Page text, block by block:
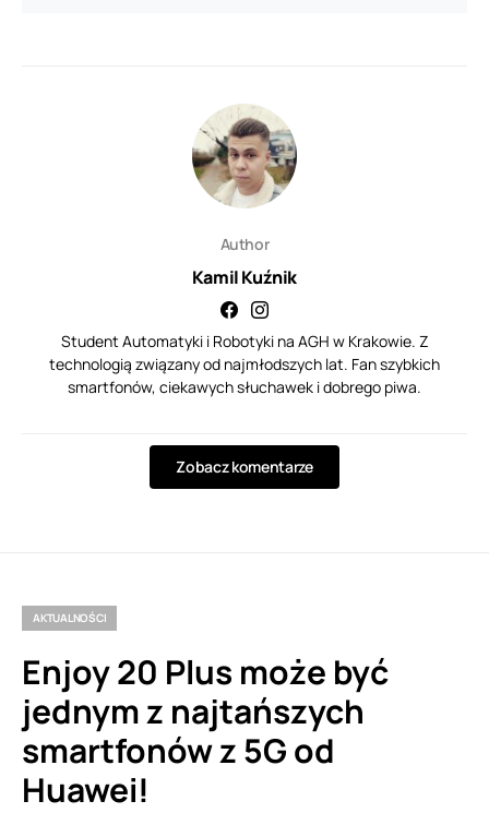
Author
Kamil Kuźnik
Student Automatyki i Robotyki na AGH w Krakowie. Z
technologią związany od najmłodszych lat. Fan szybkich
smartfonów, ciekawych słuchawek i dobrego piwa.
Zobacz komentarze
AKTUALNOŚCI
Enjoy 20 Plus może być
jednym z najtańszych
smartfonów z 5G od
Huawei!